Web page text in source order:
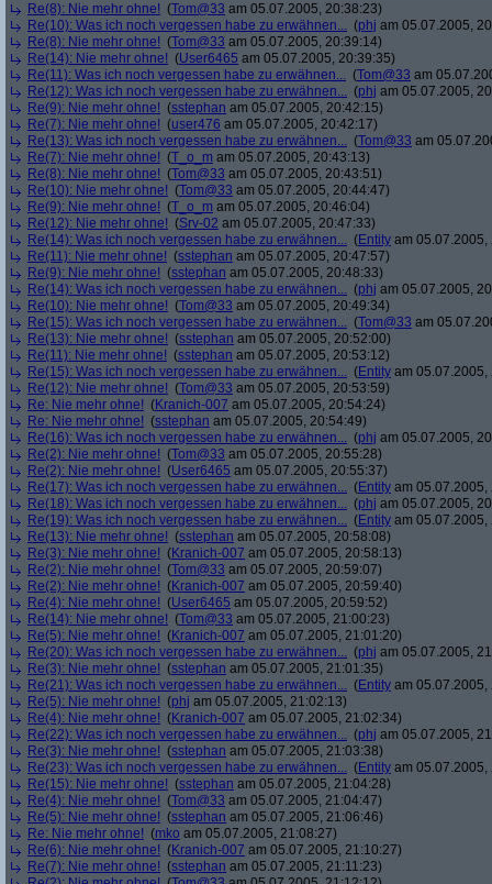
Re(8): Nie mehr ohne! (Tom@33 am 05.07.2005, 20:38:23)
Re(10): Was ich noch vergessen habe zu erwähnen... (phj am 05.07.2005,
Re(8): Nie mehr ohne! (Tom@33 am 05.07.2005, 20:39:14)
Re(14): Nie mehr ohne! (User6465 am 05.07.2005, 20:39:35)
Re(11): Was ich noch vergessen habe zu erwähnen... (Tom@33 am
Re(12): Was ich noch vergessen habe zu erwähnen... (phj am 05.07.2005,
Re(9): Nie mehr ohne! (sstephan am 05.07.2005, 20:42:15)
Re(7): Nie mehr ohne! (user476 am 05.07.2005, 20:42:17)
Re(13): Was ich noch vergessen habe zu erwähnen... (Tom@33 am
Re(7): Nie mehr ohne! (T_o_m am 05.07.2005, 20:43:13)
Re(8): Nie mehr ohne! (Tom@33 am 05.07.2005, 20:43:51)
Re(10): Nie mehr ohne! (Tom@33 am 05.07.2005, 20:44:47)
Re(9): Nie mehr ohne! (T_o_m am 05.07.2005, 20:46:04)
Re(12): Nie mehr ohne! (Srv-02 am 05.07.2005, 20:47:33)
Re(14): Was ich noch vergessen habe zu erwähnen... (Entity am 05.07.2005,
Re(11): Nie mehr ohne! (sstephan am 05.07.2005, 20:47:57)
Re(9): Nie mehr ohne! (sstephan am 05.07.2005, 20:48:33)
Re(14): Was ich noch vergessen habe zu erwähnen... (phj am 05.07.2005,
Re(10): Nie mehr ohne! (Tom@33 am 05.07.2005, 20:49:34)
Re(15): Was ich noch vergessen habe zu erwähnen... (Tom@33 am
Re(13): Nie mehr ohne! (sstephan am 05.07.2005, 20:52:00)
Re(11): Nie mehr ohne! (sstephan am 05.07.2005, 20:53:12)
Re(15): Was ich noch vergessen habe zu erwähnen... (Entity am 05.07.2005,
Re(12): Nie mehr ohne! (Tom@33 am 05.07.2005, 20:53:59)
Re: Nie mehr ohne! (Kranich-007 am 05.07.2005, 20:54:24)
Re: Nie mehr ohne! (sstephan am 05.07.2005, 20:54:49)
Re(16): Was ich noch vergessen habe zu erwähnen... (phj am 05.07.2005,
Re(2): Nie mehr ohne! (Tom@33 am 05.07.2005, 20:55:28)
Re(2): Nie mehr ohne! (User6465 am 05.07.2005, 20:55:37)
Re(17): Was ich noch vergessen habe zu erwähnen... (Entity am 05.07.2005,
Re(18): Was ich noch vergessen habe zu erwähnen... (phj am 05.07.2005,
Re(19): Was ich noch vergessen habe zu erwähnen... (Entity am 05.07.2005,
Re(13): Nie mehr ohne! (sstephan am 05.07.2005, 20:58:08)
Re(3): Nie mehr ohne! (Kranich-007 am 05.07.2005, 20:58:13)
Re(2): Nie mehr ohne! (Tom@33 am 05.07.2005, 20:59:07)
Re(2): Nie mehr ohne! (Kranich-007 am 05.07.2005, 20:59:40)
Re(4): Nie mehr ohne! (User6465 am 05.07.2005, 20:59:52)
Re(14): Nie mehr ohne! (Tom@33 am 05.07.2005, 21:00:23)
Re(5): Nie mehr ohne! (Kranich-007 am 05.07.2005, 21:01:20)
Re(20): Was ich noch vergessen habe zu erwähnen... (phj am 05.07.2005,
Re(3): Nie mehr ohne! (sstephan am 05.07.2005, 21:01:35)
Re(21): Was ich noch vergessen habe zu erwähnen... (Entity am 05.07.2005,
Re(5): Nie mehr ohne! (phj am 05.07.2005, 21:02:13)
Re(4): Nie mehr ohne! (Kranich-007 am 05.07.2005, 21:02:34)
Re(22): Was ich noch vergessen habe zu erwähnen... (phj am 05.07.2005,
Re(3): Nie mehr ohne! (sstephan am 05.07.2005, 21:03:38)
Re(23): Was ich noch vergessen habe zu erwähnen... (Entity am 05.07.2005,
Re(15): Nie mehr ohne! (sstephan am 05.07.2005, 21:04:28)
Re(4): Nie mehr ohne! (Tom@33 am 05.07.2005, 21:04:47)
Re(5): Nie mehr ohne! (sstephan am 05.07.2005, 21:06:46)
Re: Nie mehr ohne! (mko am 05.07.2005, 21:08:27)
Re(6): Nie mehr ohne! (Kranich-007 am 05.07.2005, 21:10:27)
Re(7): Nie mehr ohne! (sstephan am 05.07.2005, 21:11:23)